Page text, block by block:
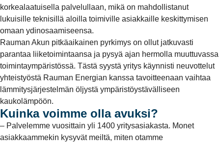
korkealaatuisella palvelullaan, mikä on mahdollistanut
lukuisille teknisillä aloilla toimiville asiakkaille keskittymisen
omaan ydinosaamiseensa.
Rauman Akun pitkäaikainen pyrkimys on ollut jatkuvasti
parantaa liiketoimintaansa ja pysyä ajan hermolla muuttuvassa
toimintaympäristössä. Tästä syystä yritys käynnisti neuvottelut
yhteistyöstä Rauman Energian kanssa tavoitteenaan vaihtaa
lämmitysjärjestelmän öljystä ympäristöystävälliseen
kaukolämpöön.
Kuinka voimme olla avuksi?
– Palvelemme vuosittain yli 1400 yritysasiakasta. Monet
asiakkaammekin kysyvät meiltä, miten otamme